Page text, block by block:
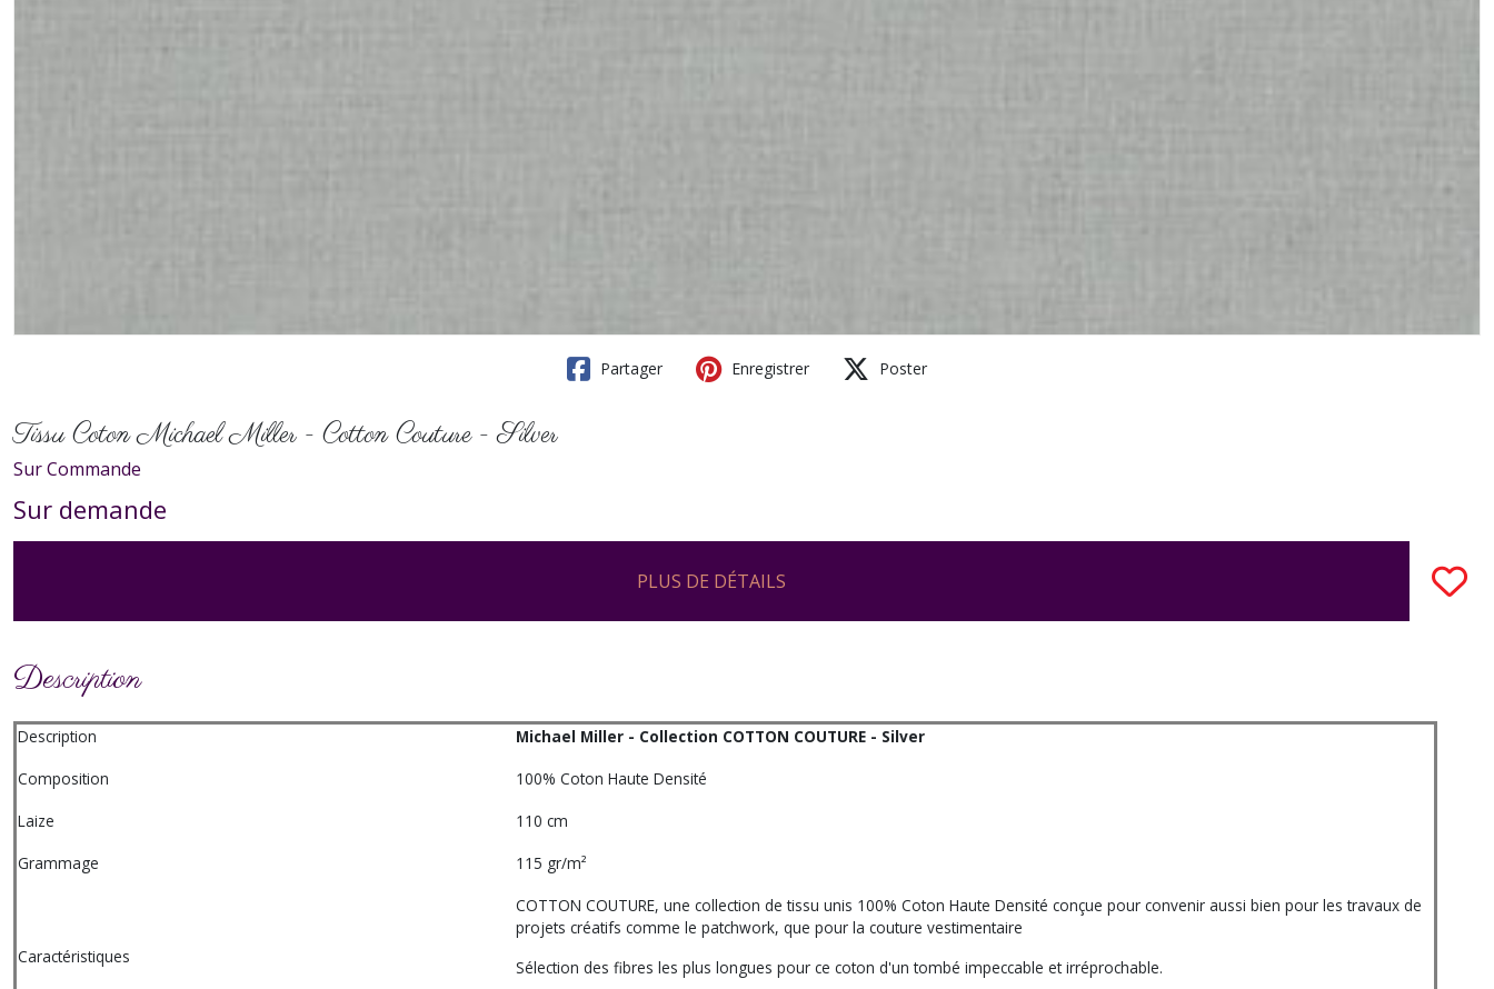
Partager Enregistrer Poster
Tissu Coton Michael Miller - Cotton Couture - Silver
Sur Commande
Sur demande
PLUS DE DÉTAILS
Description
Description
Michael Miller - Collection COTTON COUTURE - Silver
Composition
100% Coton Haute Densité
Laize
110 cm
Grammage
115 gr/m²
Caractéristiques
COTTON COUTURE, une collection de tissu unis 100% Coton Haute Densité conçue pour convenir aussi bien pour les travaux de
projets créatifs comme le patchwork, que pour la couture vestimentaire
Sélection des fibres les plus longues pour ce coton d'un tombé impeccable et irréprochable.